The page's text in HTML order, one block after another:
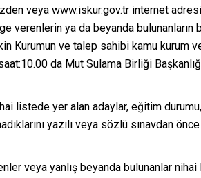
veya www.iskur.gov.tr internet
verenlerin ya da beyanda
Kurumun ve talep sahibi kamu kurum
da Mut Sulama Birliği
listede yer alan adaylar, eğitim
yazılı veya sözlü sınavdan
veya yanlış beyanda bulunanlar